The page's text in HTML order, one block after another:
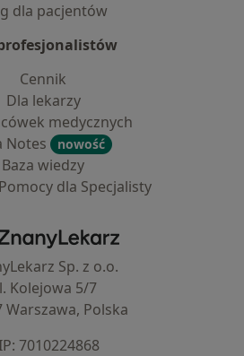
dla pacjentów
Cennik
Dla lekarzy
medycznych
Notes
nowość
Baza wiedzy
dla Specjalisty
ZnanyLekarz - Strona główna
Sp. z o.o.
Kolejowa 5/7
Warszawa, Polska
⁠7010224868